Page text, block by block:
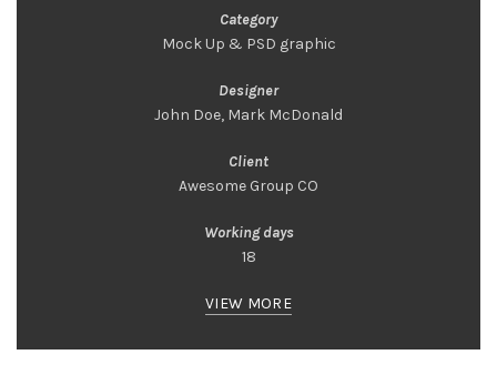
Category
Mock Up & PSD graphic
Designer
John Doe, Mark McDonald
Client
Awesome Group CO
Working days
18
VIEW MORE